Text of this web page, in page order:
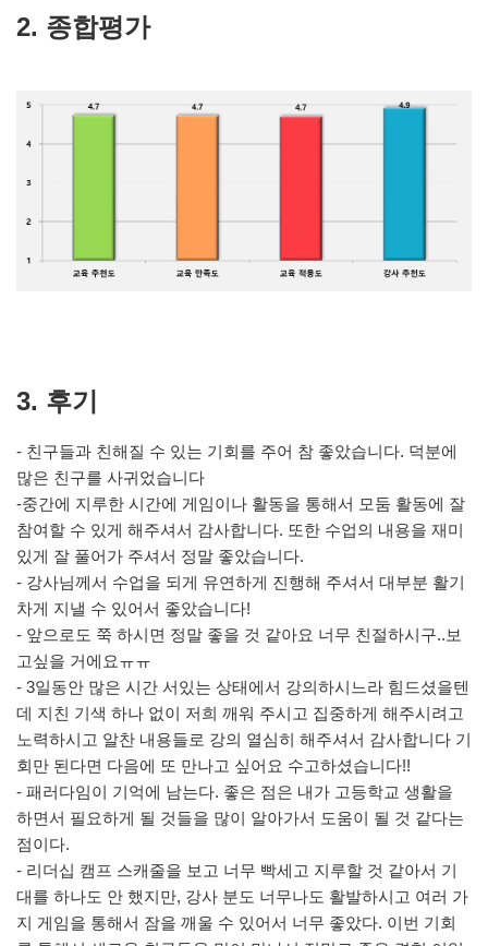
2. 종합평가
3. 후기
- 친구들과 친해질 수 있는 기회를 주어 참 좋았습니다. 덕분에
많은 친구를 사귀었습니다
-중간에 지루한 시간에 게임이나 활동을 통해서 모둠 활동에 잘
참여할 수 있게 해주셔서 감사합니다. 또한 수업의 내용을 재미
있게 잘 풀어가 주셔서 정말 좋았습니다.
- 강사님께서 수업을 되게 유연하게 진행해 주셔서 대부분 활기
차게 지낼 수 있어서 좋았습니다!
- 앞으로도 쭉 하시면 정말 좋을 것 같아요 너무 친절하시구..보
고싶을 거에요ㅠㅠ
- 3일동안 많은 시간 서있는 상태에서 강의하시느라 힘드셨을텐
데 지친 기색 하나 없이 저희 깨워 주시고 집중하게 해주시려고
노력하시고 알찬 내용들로 강의 열심히 해주셔서 감사합니다 기
회만 된다면 다음에 또 만나고 싶어요 수고하셨습니다!!
- 패러다임이 기억에 남는다. 좋은 점은 내가 고등학교 생활을
하면서 필요하게 될 것들을 많이 알아가서 도움이 될 것 같다는
점이다.
- 리더십 캠프 스캐줄을 보고 너무 빡세고 지루할 것 같아서 기
대를 하나도 안 했지만, 강사 분도 너무나도 활발하시고 여러 가
지 게임을 통해서 잠을 깨울 수 있어서 너무 좋았다. 이번 기회